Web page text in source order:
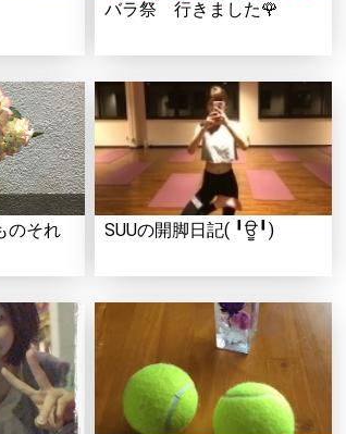
バラ祭 行きました🌹
のそれ
SUUの開脚日記( ╹ਊ╹)